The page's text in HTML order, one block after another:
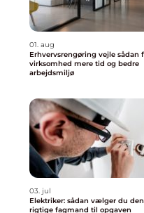
01. aug
Erhvervsrengøring vejle sådan får din
virksomhed mere tid og bedre
arbejdsmiljø
03. jul
Elektriker: sådan vælger du den
rigtige fagmand til opgaven